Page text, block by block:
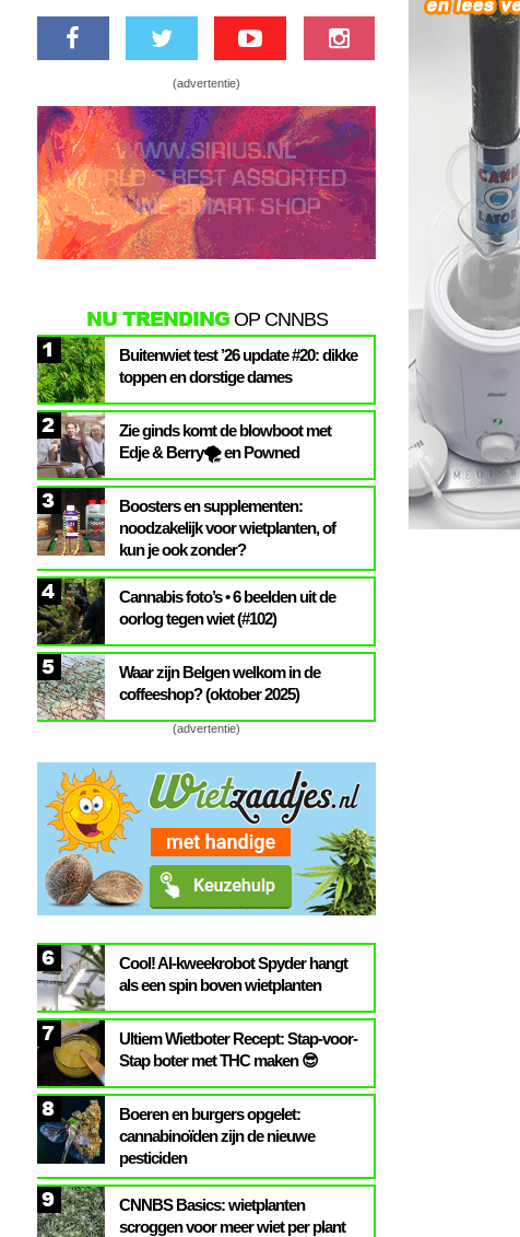
(advertentie)
NU TRENDINGOP CNNBS
1
Buitenwiet test ’26 update #20: dikke
toppen en dorstige dames
2
Zie ginds komt de blowboot met
Edje & Berry🌪️ en Powned
3
Boosters en supplementen:
noodzakelijk voor wietplanten, of
kun je ook zonder?
4
Cannabis foto’s • 6 beelden uit de
oorlog tegen wiet (#102)
5
Waar zijn Belgen welkom in de
coffeeshop? (oktober 2025)
(advertentie)
6
Cool! AI-kweekrobot Spyder hangt
als een spin boven wietplanten
7
Ultiem Wietboter Recept: Stap-voor-
Stap boter met THC maken 😎
8
Boeren en burgers opgelet:
cannabinoïden zijn de nieuwe
pesticiden
9
CNNBS Basics: wietplanten
scroggen voor meer wiet per plant